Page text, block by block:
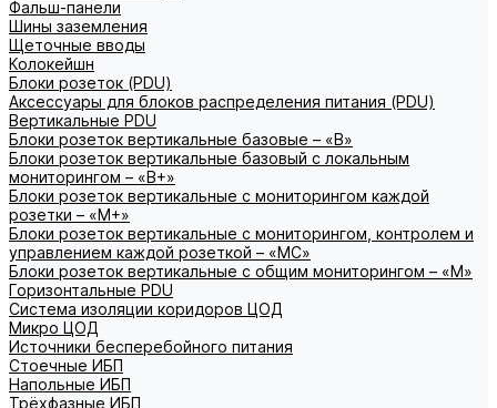
Фальш-панели
Шины заземления
Щеточные вводы
Колокейшн
Блоки розеток (PDU)
Аксессуары для блоков распределения питания (PDU)
Вертикальные PDU
Блоки розеток вертикальные базовые – «В»
Блоки розеток вертикальные базовый с локальным
мониторингом – «В+»
Блоки розеток вертикальные с мониторингом каждой
розетки – «М+»
Блоки розеток вертикальные с мониторингом, контролем и
управлением каждой розеткой – «МС»
Блоки розеток вертикальные с общим мониторингом – «М»
Горизонтальные PDU
Система изоляции коридоров ЦОД
Микро ЦОД
Источники бесперебойного питания
Стоечные ИБП
Напольные ИБП
Трёхфазные ИБП